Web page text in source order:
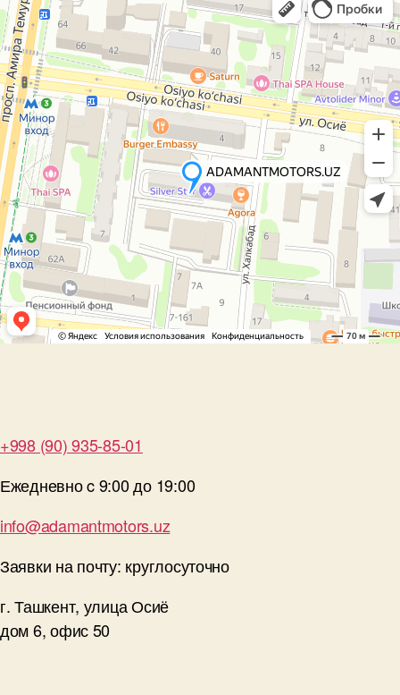
+998 (90) 935-85-01
Ежедневно c 9:00 до 19:00
info@adamantmotors.uz
Заявки на почту: круглосуточно
г. Ташкент, улица Осиё
дом 6, офис 50